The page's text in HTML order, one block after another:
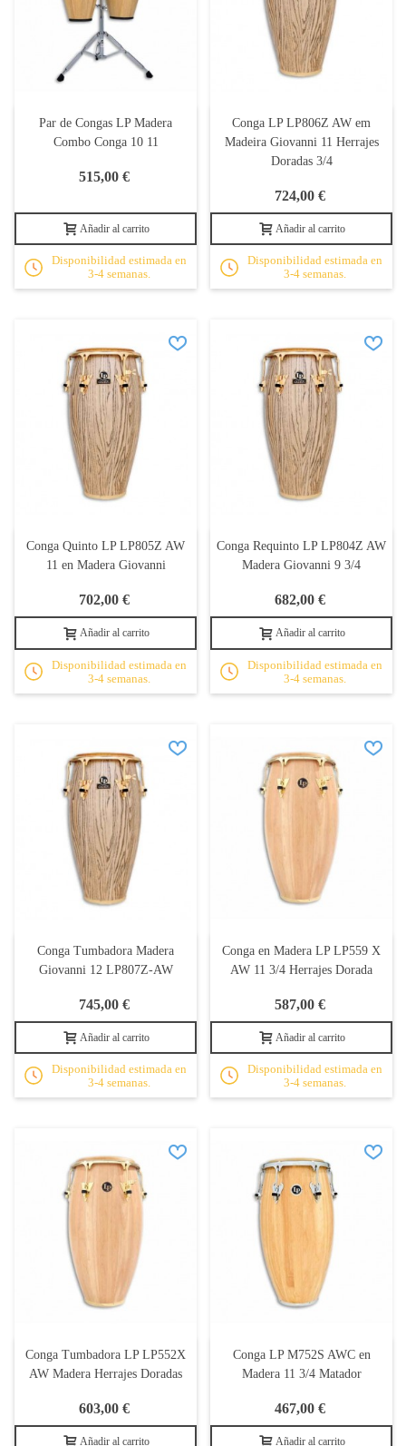
Par de Congas LP Madera
Combo Conga 10 11
515,00 €
Añadir al carrito
Disponibilidad estimada en
3-4 semanas.
Conga LP LP806Z AW em
Madeira Giovanni 11 Herrajes
Doradas 3/4
724,00 €
Añadir al carrito
Disponibilidad estimada en
3-4 semanas.
Conga Quinto LP LP805Z AW
11 en Madera Giovanni
702,00 €
Añadir al carrito
Disponibilidad estimada en
3-4 semanas.
Conga Requinto LP LP804Z AW
Madera Giovanni 9 3/4
682,00 €
Añadir al carrito
Disponibilidad estimada en
3-4 semanas.
Conga Tumbadora Madera
Giovanni 12 LP807Z-AW
745,00 €
Añadir al carrito
Disponibilidad estimada en
3-4 semanas.
Conga en Madera LP LP559 X
AW 11 3/4 Herrajes Dorada
587,00 €
Añadir al carrito
Disponibilidad estimada en
3-4 semanas.
Conga Tumbadora LP LP552X
AW Madera Herrajes Doradas
603,00 €
Añadir al carrito
Conga LP M752S AWC en
Madera 11 3/4 Matador
467,00 €
Añadir al carrito